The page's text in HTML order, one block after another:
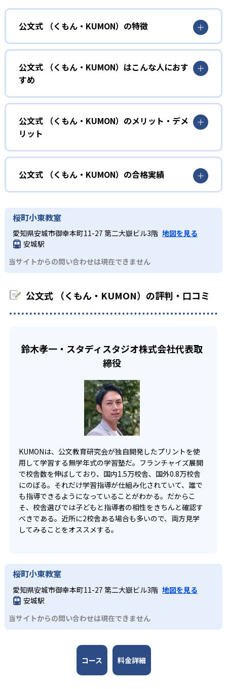
公文式 （くもん・KUMON）の特徴
01
無学年式の学力別学習
KUMONでは、年齢や学年にとらわれずに、一人ひとりの学
力に応じたレベルから学習を始めている。
確実に100点が取れるレベルから少しずつ難易度を上げてい
しさを経験できる。
KUMONの教材は、簡単な問題から高度な問題へと、スモー
ルステップで進んでいけるよう工夫されている。このスタ
イルは子どもの学習意欲をかき立てるため、教えてもらう
という受け身の姿勢ではなく、自ら進んで学ぶ姿勢を身に
つけられるだろう。
また、自学学習スタイルで学ぶ子どもたちは、自らの学習
課題に気がつくようになる。学年を超えた範囲も学習でき
るため、早い時期から高校教材に進む生徒もいる。
03 フレキシブルな受講スタイル
でも週2回受講できる。そのため、部活や他の習い事で忙し
らのオンライン受講と通室を組み合わせることも可能だ。
公文式 （くもん・KUMON）はこんな人におす
すめ
幼児
小学校に入る準備をしたい幼児向け
KUMONでは細かいステップに分かれた教材で、わかる楽し
さを経験しながら無理なく力を高めていける。
性格や学習への取り組み姿勢に合わせて内容も調整するた
め、小学校に入ってもつまずきにくい学力を身につけられ
るだろう。
中学に向けて苦手教科を克服したい子ども向け
KUMONでは経験豊富な先生が、子どものやる気を引き出せ
るよう適切なヒントを与えたり、声かけをしたりしてい
少しずつ苦手意識を克服できるだろう。
部活や習い事と両立したい生徒向け
KUMONでは、一人ひとりの学習状況やスケジュールに合わ
宿題の量や進め方に関しては、いつでも気軽に相談可能
だ。
公文式 （くもん・KUMON）のメリット・デメ
リット
どんなメリットがある？
KUMONでは自学自習スタイルで勉強するため、集中力や目
標に向かって頑張りやり抜く力を育むことができる。ま
た、年齢や学年にとらわれずに自分の学力に相応したレベ
ルから学習できるため、難しすぎてやる気を損ねたり、簡
単すぎて退屈することもない。
どんなデメリットがある？
KUMONでは、中高生のクラスでも数学・英語・国語の3教
科に限られるため、その他の教科に関しては他塾を検討す
る必要があるだろう。
公文式 （くもん・KUMON）の合格実績
KUMONは、公式サイトでは合格実績は公開していない。志
望校への実績があるかどうかは、通う予定の教室に問い合
わせたい。
桜町小東教室
愛知県安城市御幸本町11-27 第二大嶽ビル3階 地図を見る
安城駅
当サイトからの問い合わせは現在できません
公文式 （くもん・KUMON）の評判・口コミ
鈴木孝一・スタディスタジオ株式会社代表取
締役
KUMONは、公文教育研究会が独自開発したプリントを使
用して学習する無学年式の学習塾だ。フランチャイズ展開
で校舎数を伸ばしており、国内1.5万校舎、国外0.8万校舎
にのぼる。それだけ学習指導が仕組み化されていて、誰で
も指導できるようになっていることがわかる。だからこ
そ、校舎選びでは子どもと指導者の相性をきちんと確認す
べきである。近所に2校舎ある場合も多いので、両方見学
してみることをオススメする。
桜町小東教室
愛知県安城市御幸本町11-27 第二大嶽ビル3階 地図を見る
安城駅
当サイトからの問い合わせは現在できません
コース 料金詳細